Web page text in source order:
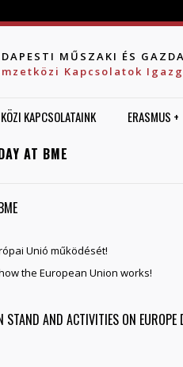
MŰSZAKI ÉS
Kapcsolatok
KAPCSOLATAINK ERASMUS +
AT BME
Unió működését!
the European Union works!
AND ACTIVITIES ON EUROPE